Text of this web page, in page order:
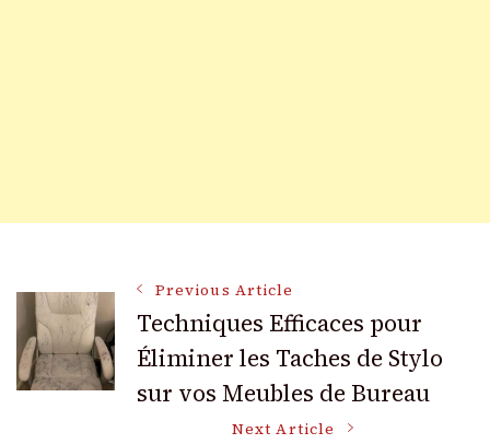
Post
Navigation
Previous Article
Techniques Efficaces pour
Éliminer les Taches de Stylo
sur vos Meubles de Bureau
Next Article